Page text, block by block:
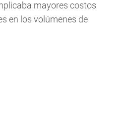
mayores costos
en los volúmenes de